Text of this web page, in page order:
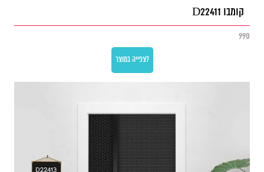
קומבו D22411
990
לצפייה במוצר